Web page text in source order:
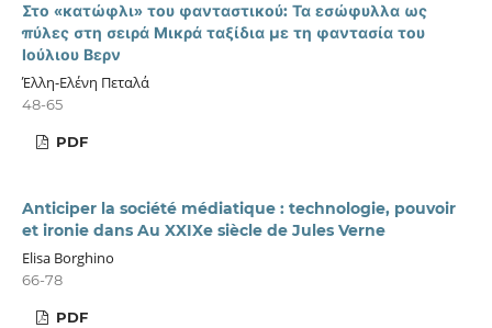
Στο «κατώφλι» του φανταστικού: Τα εσώφυλλα ως
πύλες στη σειρά Μικρά ταξίδια με τη φαντασία του
Ιούλιου Βερν
Έλλη-Ελένη Πεταλά
48-65
PDF
Anticiper la société médiatique : technologie, pouvoir
et ironie dans Au XXIXe siècle de Jules Verne
Elisa Borghino
66-78
PDF